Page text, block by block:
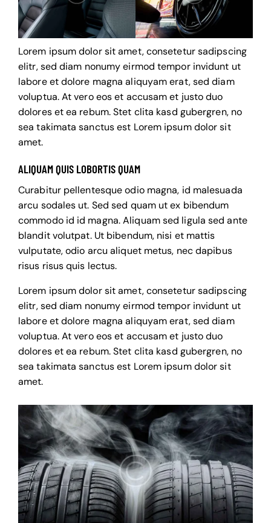
Lorem ipsum dolor sit amet, consetetur sadipscing
elitr, sed diam nonumy eirmod tempor invidunt ut
labore et dolore magna aliquyam erat, sed diam
voluptua. At vero eos et accusam et justo duo
dolores et ea rebum. Stet clita kasd gubergren, no
sea takimata sanctus est Lorem ipsum dolor sit
amet.
ALIQUAM QUIS LOBORTIS QUAM
Curabitur pellentesque odio magna, id malesuada
arcu sodales ut. Sed sed quam ut ex bibendum
commodo id id magna. Aliquam sed ligula sed ante
blandit volutpat. Ut bibendum, nisi et mattis
vulputate, odio arcu aliquet metus, nec dapibus
risus risus quis lectus.
Lorem ipsum dolor sit amet, consetetur sadipscing
elitr, sed diam nonumy eirmod tempor invidunt ut
labore et dolore magna aliquyam erat, sed diam
voluptua. At vero eos et accusam et justo duo
dolores et ea rebum. Stet clita kasd gubergren, no
sea takimata sanctus est Lorem ipsum dolor sit
amet.